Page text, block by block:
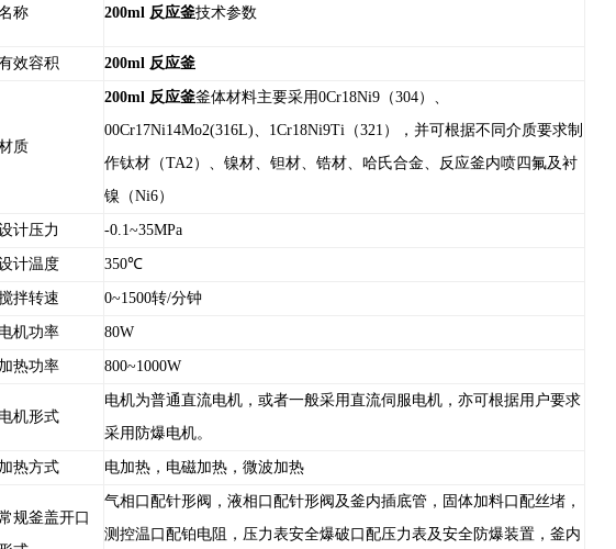
称 200ml 反应釜技术参数
效容积 200ml 反应釜
质
200ml 反应釜釜体材料主要采用0Cr18Ni9（304）、
00Cr17Ni14Mo2(316L)、1Cr18Ni9Ti（321），并可根据不同介质要求制
作钛材（TA2）、镍材、钽材、锆材、哈氏合金、反应釜内喷四氟及衬
镍（Ni6）
计压力 -0.1~35MPa
计温度 350℃
拌转速 0~1500转/分钟
机功率 80W
热功率 800~1000W
机形式
电机为普通直流电机，或者一般采用直流伺服电机，亦可根据用户要求
采用防爆电机。
热方式 电加热，电磁加热，微波加热
规釜盖开口
气相口配针形阀，液相口配针形阀及釜内插底管，固体加料口配丝堵，
测控温口配铂电阻，压力表安全爆破口配压力表及安全防爆装置，釜内